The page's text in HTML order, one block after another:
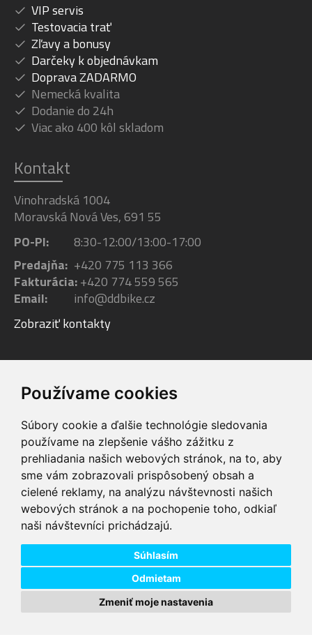
Používame cookies
Súbory cookie a ďalšie technológie sledovania
používame na zlepšenie vášho zážitku z
prehliadania našich webových stránok, na to, aby
sme vám zobrazovali prispôsobený obsah a
cielené reklamy, na analýzu návštevnosti našich
webových stránok a na pochopenie toho, odkiaľ
naši návštevníci prichádzajú.
Súhlasím
Odmietam
Zmeniť moje nastavenia
VIP servis
Testovacia trať
Zľavy a bonusy
Darčeky k objednávkam
Doprava ZADARMO
Nemecká kvalita
Dodanie do 24h
Viac ako 400 kôl skladom
Kontakt
Vinohradská 1004
Moravská Nová Ves, 691 55
PO-PI:
8:30-12:00/13:00-17:00
Predajňa: +420 775 113 366
Fakturácia:+420 774 559 565
Email:
info@ddbike.cz
Zobraziť kontakty
Facebook Instagram
VIP servis
na zakúpené
elektrobicykle
Testovacia trať
možnosť vyskúšať si
elektrobicykle
Doprava ZADARMO
pre objednávky nad tovar skladom pri
Copyright © 2026 DD PNEU s.r.o. Všetky práva vyhradené. bb9